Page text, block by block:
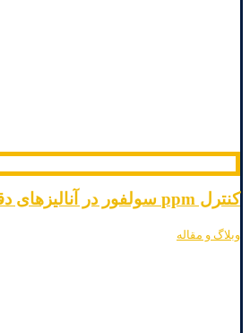
کنترل ppm سولفور در آنالیزهای دقیق
وبلاگ و مقاله